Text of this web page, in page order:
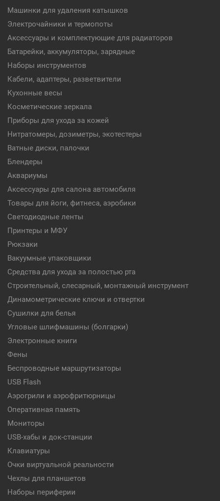
Машинки для удаления катышков
Электрочайники и термопоты
Аксессуары и комплектующие для радиаторов
Батарейки, аккумуляторы, зарядные
Наборы инструментов
Кабели, адаптеры, разветвители
Кухонные весы
Косметические зеркала
Приборы для ухода за кожей
Нитратомеры, дозиметры, экотестеры
Ватные диски, палочки
Блендеры
Аквариумы
Аксессуары для салона автомобиля
Товары для йоги, фитнеса, аэробики
Светодиодные ленты
Принтеры и МФУ
Рюкзаки
Вакуумные упаковщики
Средства для ухода за полостью рта
Строительный, слесарный, монтажный инструмент
Динамометрические ключи и отвертки
Сушилки для белья
Угловые шлифмашины (болгарки)
Электронные книги
Фены
Беспроводные маршрутизаторы
USB Flash
Аэрогрили и аэрофритюрницы
Оперативная память
Мониторы
USB-хабы и док-станции
Клавиатуры
Очки виртуальной реальности
Чехлы для планшетов
Наборы периферии